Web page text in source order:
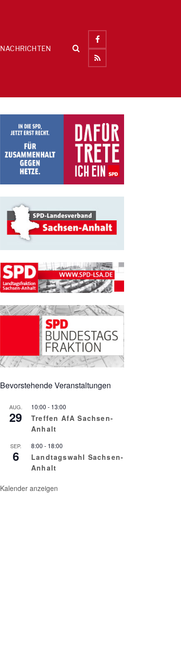
NACHRICHTEN
Bevorstehende Veranstaltungen
AUG.
29
10:00 - 13:00
Treffen AfA Sachsen-
Anhalt
SEP.
6
8:00 - 18:00
Landtagswahl Sachsen-
Anhalt
Kalender anzeigen